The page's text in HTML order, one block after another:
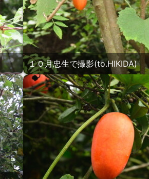
１０月忠生で撮影(to.HIKIDA)